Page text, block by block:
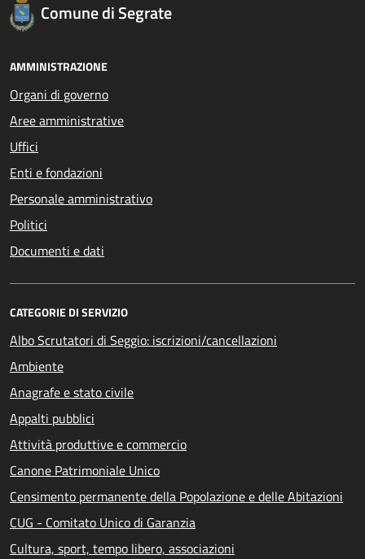
Comune di Segrate
AMMINISTRAZIONE
Organi di governo
Aree amministrative
Uffici
Enti e fondazioni
Personale amministrativo
Politici
Documenti e dati
CATEGORIE DI SERVIZIO
Albo Scrutatori di Seggio: iscrizioni/cancellazioni
Ambiente
Anagrafe e stato civile
Appalti pubblici
Attività produttive e commercio
Canone Patrimoniale Unico
Censimento permanente della Popolazione e delle Abitazioni
CUG - Comitato Unico di Garanzia
Cultura, sport, tempo libero, associazioni